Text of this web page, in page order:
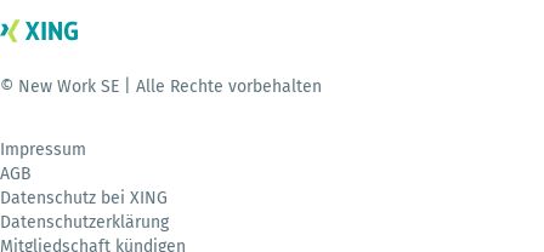
© New Work SE | Alle Rechte vorbehalten
Impressum
AGB
Datenschutz bei XING
Datenschutzerklärung
Mitgliedschaft kündigen